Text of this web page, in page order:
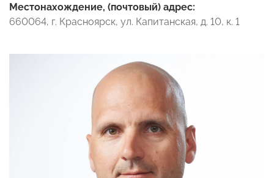
Местонахождение, (почтовый) адрес:
660064, г. Красноярск, ул. Капитанская, д. 10, к. 1